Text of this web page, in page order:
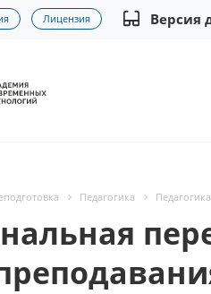
Лицензия Версия
Педагогика